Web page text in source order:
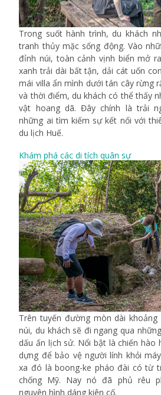
Trong suốt hành trình, du khách
tranh thủy mặc sống động. Vào
đỉnh núi, toàn cảnh vịnh biển mở
xanh trải dài bất tận, dải cát uốn
mái villa ẩn mình dưới tán cây rừng
và thời điểm, du khách có thể thấy
vật hoang dã. Đây chính là trải
những ai tìm kiếm sự kết nối với
du lịch Huế.
Khám phá các di tích quân sự
Trên tuyến đường mòn dài
núi, du khách sẽ đi ngang qua
dấu ấn lịch sử. Nổi bật là chiến hào
dựng để bảo vệ người lính khỏi
xa đó là boong-ke pháo đài có từ
chống Mỹ. Nay nó đã phủ rêu
nguyên hình dáng kiên cố.